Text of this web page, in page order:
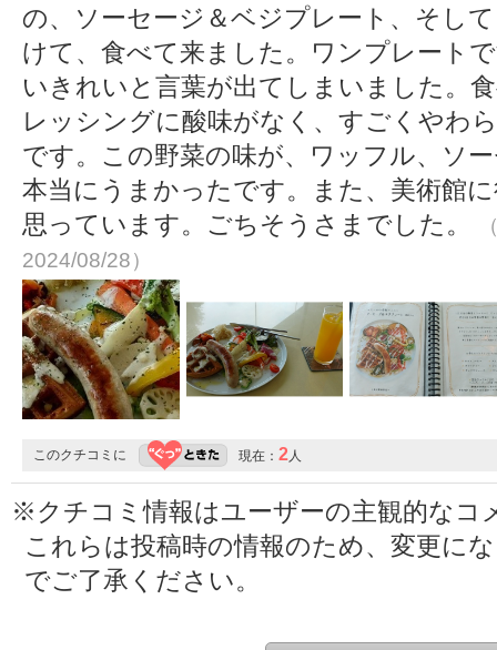
の、ソーセージ＆ベジプレート、そし
けて、食べて来ました。ワンプレート
いきれいと言葉が出てしまいました。
レッシングに酸味がなく、すごくやわ
です。この野菜の味が、ワッフル、ソ
本当にうまかったです。また、美術館
思っています。ごちそうさまでした。
2024/08/28）
このクチコミに 現在： 2人
※クチコミ情報はユーザーの主観的なコ
これらは投稿時の情報のため、変更に
でご了承ください。